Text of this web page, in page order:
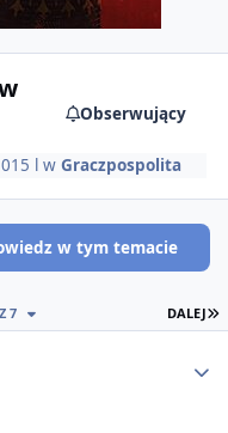
Obserwujący
15 l w Graczpospolita
w tym temacie
DALEJ
7